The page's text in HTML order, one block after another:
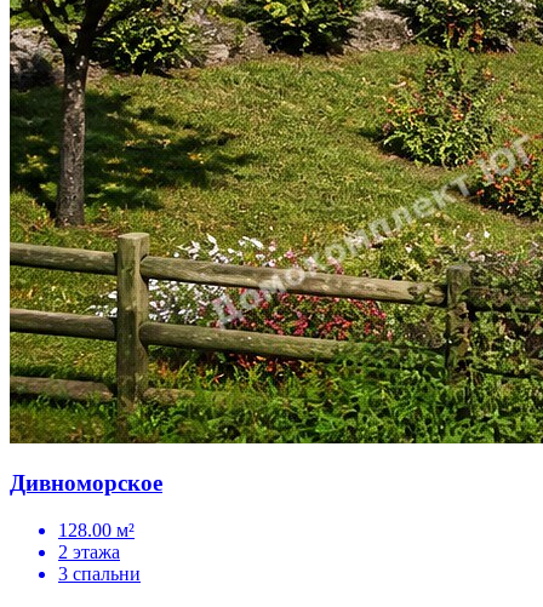
Дивноморское
128.00 м²
2 этажа
3 спальни